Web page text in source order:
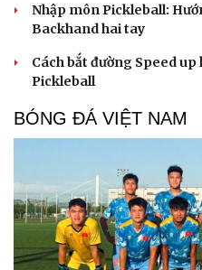
Nhập môn Pickleball:
Backhand hai tay
Cách bắt đường Speed
Pickleball
BÓNG ĐÁ VIỆT NAM